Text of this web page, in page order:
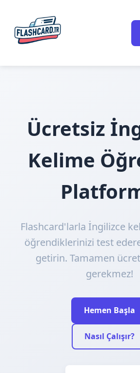
Ücretsiz
Kelime
Flashcard'larla İngilizce
öğrendiklerinizi test
getirin. Tamamen
gerekmez!
Hemen Başla
Nasıl Çalışır?